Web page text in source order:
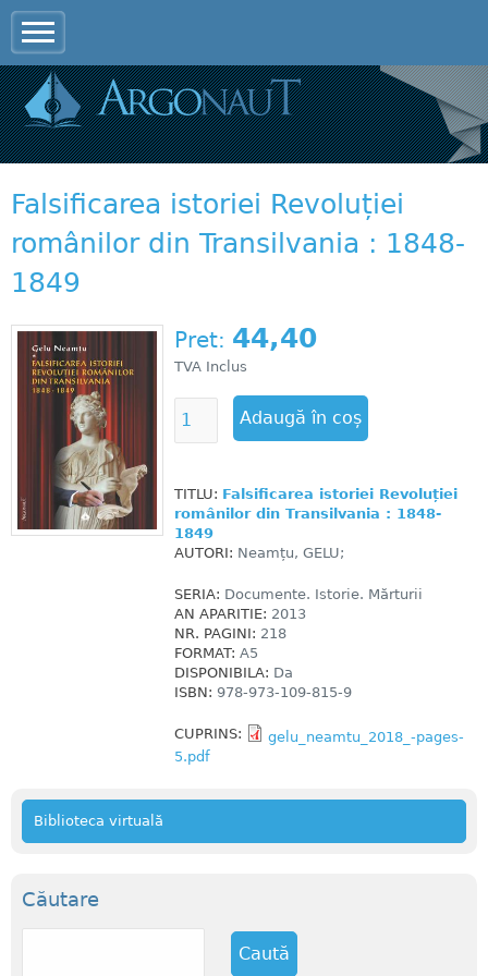
Falsificarea istoriei Revoluției
românilor din Transilvania : 1848-
1849
Pret: 44,40
TVA Inclus
TITLU: Falsificarea istoriei Revoluției
românilor din Transilvania : 1848-
1849
AUTORI: Neamțu, GELU;
SERIA: Documente. Istorie. Mărturii
AN APARITIE: 2013
NR. PAGINI: 218
FORMAT: A5
DISPONIBILA: Da
ISBN: 978-973-109-815-9
CUPRINS:
gelu_neamtu_2018_-pages-
5.pdf
Biblioteca virtuală
Căutare
C